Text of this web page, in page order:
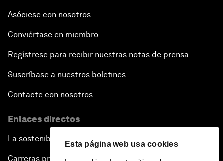
Esta página web usa cookies
Asóciese con nosotros
Conviértase en miembro
Regístrese para recibir nuestras notas de prensa
Suscríbase a nuestros boletines
Contacte con nosotros
Enlaces directos
La sostenibilidad en el Foro
Carreras profesionales